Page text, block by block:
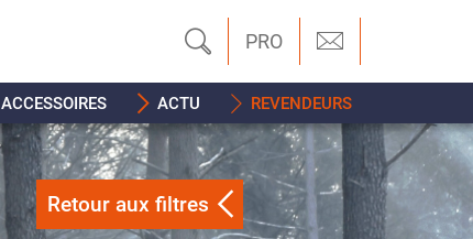
PRO
ACCESSOIRES ACTU REVENDEURS
Retour aux filtres